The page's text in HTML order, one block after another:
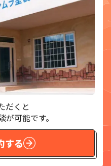
だくと
可能です。
する